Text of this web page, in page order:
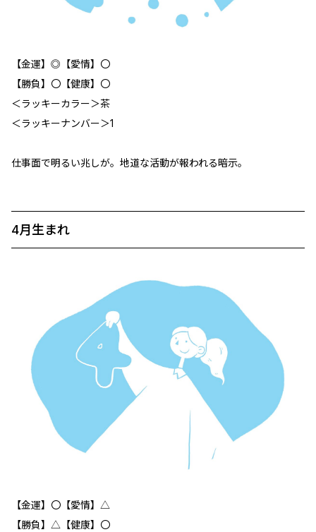
【金運】◎【愛情】〇
【勝負】〇【健康】〇
＜ラッキーカラー＞茶
＜ラッキーナンバー＞1
仕事面で明るい兆しが。地道な活動が報われる暗示。
4月生まれ
【金運】〇【愛情】△
【勝負】△【健康】〇